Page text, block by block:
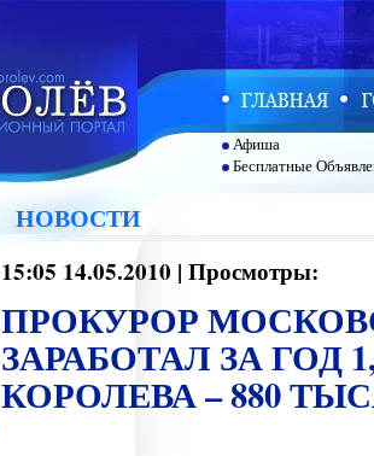
Афиша
Бесплатные
НОВОСТИ
15:05 14.05.2010 | Просмотры:
ПРОКУРОР
ЗАРАБОТАЛ ЗА ГОД
КОРОЛЕВА – 880